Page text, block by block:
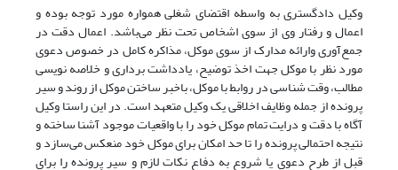
وکیل دادگستری به واسطه اقتضای شغلی همواره مورد توجه بوده و
اعمال و رفتار وی از سوی اشخاص تحت نظر می‌باشد. اعمال دقت در
جمع‌آوری وارائه مدارک از سوی موکل، مذاکره کامل در خصوص دعوی
مورد نظر با موکل جهت اخذ توضیح، یادداشت برداری و خلاصه ‌نویسی
مطالب، وقت شناسی در روابط با موکل، باخبر ساختن موکل از روند و سیر
پرونده از جمله وظایف اخلاقی یک وکیل متعهد است. در این راستا وکیل
آگاه با دقت و درایت تمام موکل خود را با واقعیات موجود آشنا ساخته و
نتیجه احتمالی پرونده را تا حد امکان برای موکل خود منعکس می‌‌سازد و
قبل از طرح دعوی یا شروع به دفاع نکات لازم و سیر پرونده را برای